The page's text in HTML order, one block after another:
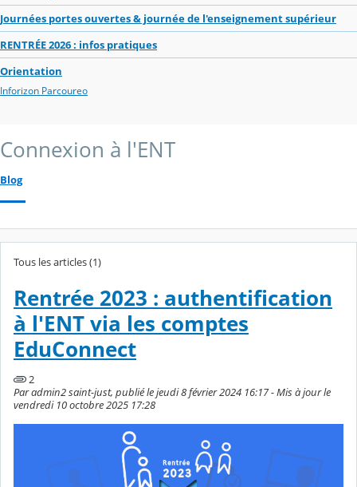
Journées portes ouvertes & journée de l'enseignement supérieur
RENTRÉE 2026 : infos pratiques
Orientation
Inforizon Parcoureo
Connexion à l'ENT
Blog
Tous les articles (1)
Rentrée 2023 : authentification
à l'ENT via les comptes
EduConnect
2
Par admin2 saint-just, publié le jeudi 8 février 2024 16:17 - Mis à jour le
vendredi 10 octobre 2025 17:28